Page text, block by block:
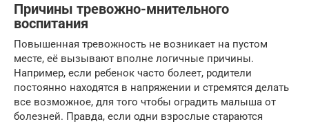
Причины тревожно-мнительного
воспитания
Повышенная тревожность не возникает на пустом
месте, её вызывают вполне логичные причины.
Например, если ребенок часто болеет, родители
постоянно находятся в напряжении и стремятся делать
все возможное, для того чтобы оградить малыша от
болезней. Правда, если одни взрослые стараются